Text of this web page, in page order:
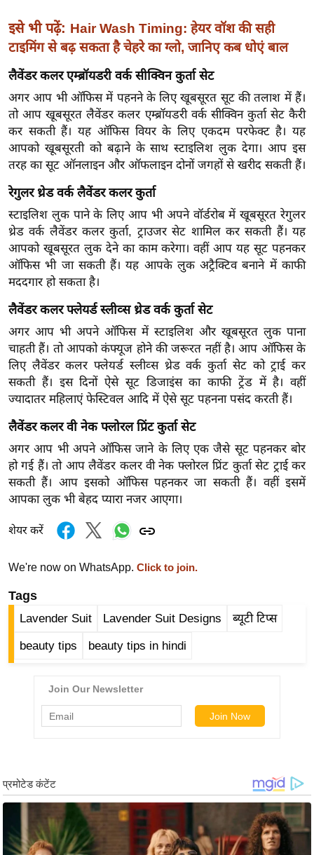
ख्सि
य
त
ग
इं
डि
या
हि
त्य
ज
ग
त
टो
व
र्ल्ड
न्यू
ज
फ
म
नो
रं
ज
ग
बॉ
ली
ड
स
मी
B
इसे भी पढ़ें: Hair Wash Timing: हेयर वॉश की सही
टाइमिंग से बढ़ सकता है चेहरे का ग्लो, जानिए कब धोएं बाल
लैवेंडर कलर एम्ब्रॉयडरी वर्क सीक्विन कुर्ता सेट
अगर आप भी ऑफिस में पहनने के लिए खूबसूरत सूट की तलाश में हैं।
तो आप खूबसूरत लैवेंडर कलर एम्ब्रॉयडरी वर्क सीक्विन कुर्ता सेट कैरी
कर सकती हैं। यह ऑफिस वियर के लिए एकदम परफेक्ट है। यह
आपको खूबसूरती को बढ़ाने के साथ स्टाइलिश लुक देगा। आप इस
तरह का सूट ऑनलाइन और ऑफलाइन दोनों जगहों से खरीद सकती हैं।
रेगुलर थ्रेड वर्क लैवेंडर कलर कुर्ता
स्टाइलिश लुक पाने के लिए आप भी अपने वॉर्डरोब में खूबसूरत रेगुलर
थ्रेड वर्क लैवेंडर कलर कुर्ता, ट्राउजर सेट शामिल कर सकती हैं। यह
आपको खूबसूरत लुक देने का काम करेगा। वहीं आप यह सूट पहनकर
ऑफिस भी जा सकती हैं। यह आपके लुक अट्रैक्टिव बनाने में काफी
मददगार हो सकता है।
लैवेंडर कलर फ्लेयर्ड स्लीव्स थ्रेड वर्क कुर्ता सेट
अगर आप भी अपने ऑफिस में स्टाइलिश और खूबसूरत लुक पाना
चाहती हैं। तो आपको कंफ्यूज होने की जरूरत नहीं है। आप ऑफिस के
लिए लैवेंडर कलर फ्लेयर्ड स्लीव्स थ्रेड वर्क कुर्ता सेट को ट्राई कर
सकती हैं। इस दिनों ऐसे सूट डिजाइंस का काफी ट्रेंड में है। वहीं
ज्यादातर महिलाएं फेस्टिवल आदि में ऐसे सूट पहनना पसंद करती हैं।
लैवेंडर कलर वी नेक फ्लोरल प्रिंट कुर्ता सेट
अगर आप भी अपने ऑफिस जाने के लिए एक जैसे सूट पहनकर बोर
हो गई हैं। तो आप लैवेंडर कलर वी नेक फ्लोरल प्रिंट कुर्ता सेट ट्राई कर
सकती हैं। आप इसको ऑफिस पहनकर जा सकती हैं। वहीं इसमें
आपका लुक भी बेहद प्यारा नजर आएगा।
शेयर करें
We're now on WhatsApp. Click to join.
Tags
Lavender Suit Lavender Suit Designs ब्यूटी टिप्स
beauty tips beauty tips in hindi